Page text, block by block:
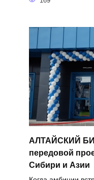
АЛТАЙСКИЙ
передовой
Сибири и Азии